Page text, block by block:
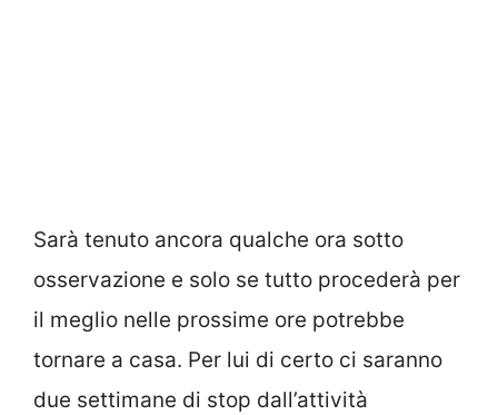
Sarà tenuto ancora qualche ora sotto
osservazione e solo se tutto procederà per
il meglio nelle prossime ore potrebbe
tornare a casa. Per lui di certo ci saranno
due settimane di stop dall’attività